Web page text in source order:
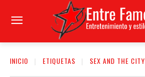
INICIO ETIQUETAS SEX AND THE CITY